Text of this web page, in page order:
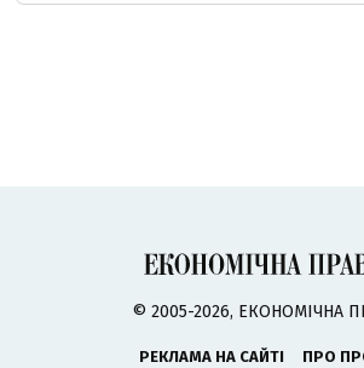
© 2005-2026, ЕКОНОМІЧНА
РЕКЛАМА НА САЙТІ
ПРО